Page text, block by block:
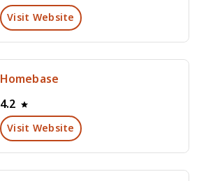
Visit Website
Homebase
4.2
Visit Website